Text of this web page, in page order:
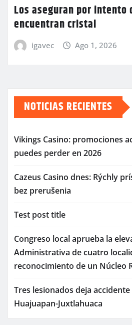
Los aseguran por intento
encuentran cristal
igavec Ago 1, 2026
NOTICIAS RECIENTES
Vikings Casino: promociones
puedes perder en 2026
Cazeus Casino dnes: Rýchly
bez prerušenia
Test post title
Congreso local aprueba la
Administrativa de cuatro
reconocimiento de un Núcleo
Tres lesionados deja
Huajuapan-Juxtlahuaca